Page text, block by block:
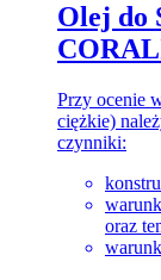
Olej do
Przy ocenie
ciężkie)
czynniki:
oraz